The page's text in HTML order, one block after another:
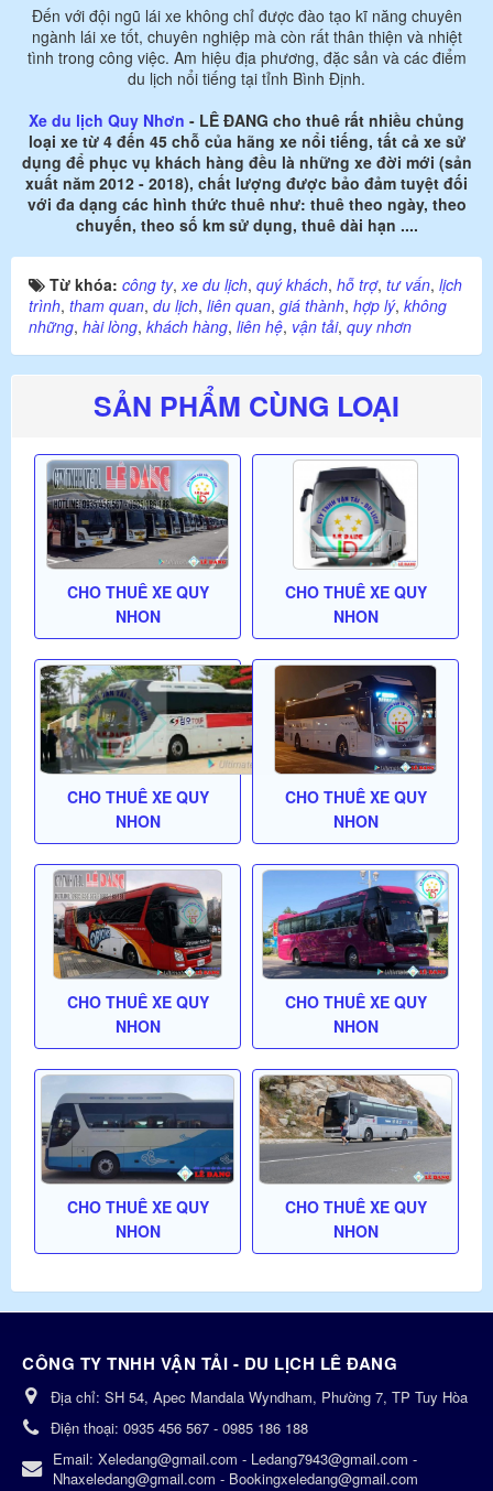
Đến với đội ngũ lái xe không chỉ được đào tạo kĩ năng chuyên
ngành lái xe tốt, chuyên nghiệp mà còn rất thân thiện và nhiệt
tình trong công việc. Am hiệu địa phương, đặc sản và các điểm
du lịch nổi tiếng tại tỉnh Bình Định.
Xe du lịch Quy Nhơn - LÊ ĐANG cho thuê rất nhiều chủng
loại xe từ 4 đến 45 chỗ của hãng xe nổi tiếng, tất cả xe sử
dụng để phục vụ khách hàng đều là những xe đời mới (sản
xuất năm 2012 - 2018), chất lượng được bảo đảm tuyệt đối
với đa dạng các hình thức thuê như: thuê theo ngày, theo
chuyến, theo số km sử dụng, thuê dài hạn ....
Từ khóa: công ty,xe du lịch, quý khách, hỗ trợ, tư vấn, lịch
trình, tham quan, du lịch, liên quan, giá thành, hợp lý, không
những, hài lòng, khách hàng, liên hệ, vận tải, quy nhơn
SẢN PHẨM CÙNG LOẠI
CHO THUÊ XE QUY
NHON
CHO THUÊ XE QUY
NHON
CHO THUÊ XE QUY
NHON
CHO THUÊ XE QUY
NHON
CHO THUÊ XE QUY
NHON
CHO THUÊ XE QUY
NHON
CHO THUÊ XE QUY
NHON
CHO THUÊ XE QUY
NHON
CÔNG TY TNHH VẬN TẢI - DU LỊCH LÊ ĐANG
Địa chỉ: SH 54, Apec Mandala Wyndham, Phường 7, TP Tuy Hòa
Điện thoại: 0935 456 567 - 0985 186 188
Email: Xeledang@gmail.com - Ledang7943@gmail.com -
Nhaxeledang@gmail.com - Bookingxeledang@gmail.com